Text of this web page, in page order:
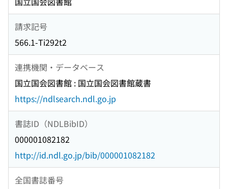
請求記号
566.1-Ti292t2
連携機関・データベース
国立国会図書館 : 国立国会図書館蔵書
https://ndlsearch.ndl.go.jp
書誌ID（NDLBibID）
000001082182
http://id.ndl.go.jp/bib/000001082182
全国書誌番号